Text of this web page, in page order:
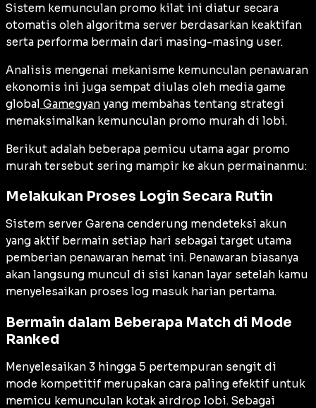
Sistem kemunculan promo kilat ini diatur secara
otomatis oleh algoritma server berdasarkan keaktifan
serta performa bermain dari masing-masing user.
Analisis mengenai mekanisme kemunculan penawaran
ekonomis ini juga sempat diulas oleh media game
global Gamegyan yang membahas tentang strategi
memaksimalkan kemunculan promo murah di lobi.
Berikut adalah beberapa pemicu utama agar promo
murah tersebut sering mampir ke akun permainanmu:
Melakukan Proses Login Secara Rutin
Sistem server Garena cenderung mendeteksi akun
yang aktif bermain setiap hari sebagai target utama
pemberian penawaran hemat ini. Penawaran biasanya
akan langsung muncul di sisi kanan layar setelah kamu
menyelesaikan proses log masuk harian pertama.
Bermain dalam Beberapa Match di Mode
Ranked
Menyelesaikan 3 hingga 5 pertempuran sengit di
mode kompetitif merupakan cara paling efektif untuk
memicu kemunculan kotak airdrop lobi. Sebagai